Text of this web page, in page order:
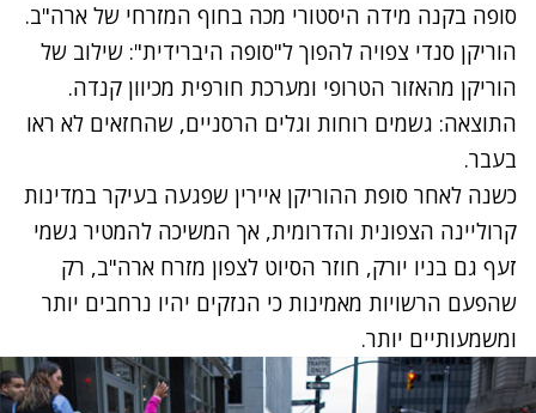
סופה בקנה מידה היסטורי מכה בחוף המזרחי של ארה"ב.
הוריקן סנדי צפויה להפוך ל"סופה היברידית": שילוב של
הוריקן מהאזור הטרופי ומערכת חורפית מכיוון קנדה.
התוצאה: גשמים רוחות וגלים הרסניים, שהחזאים לא ראו
בעבר.
כשנה לאחר סופת ההוריקן איירין שפגעה בעיקר במדינות
קרוליינה הצפונית והדרומית, אך המשיכה להמטיר גשמי
זעף גם בניו יורק, חוזר הסיוט לצפון מזרח ארה"ב, רק
שהפעם הרשויות מאמינות כי הנזקים יהיו נרחבים יותר
ומשמעותיים יותר.